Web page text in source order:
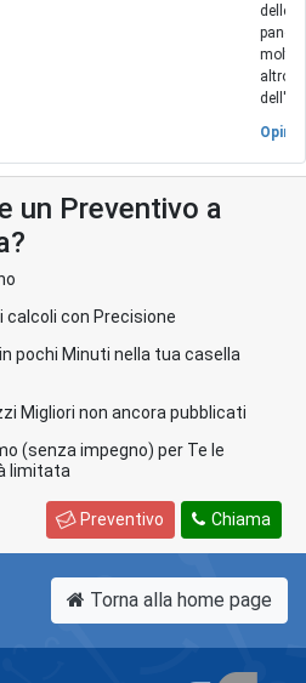
delle
molto
altro
un Preventivo a
calcoli con Precisione
pochi Minuti nella tua casella
Migliori non ancora pubblicati
(senza impegno) per Te le
limitata
Chiama
Preventivo
Torna alla home page